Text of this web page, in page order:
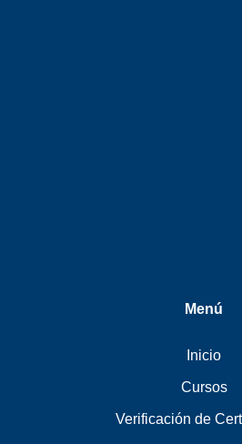
Menú
Inicio
Cursos
Verificación de